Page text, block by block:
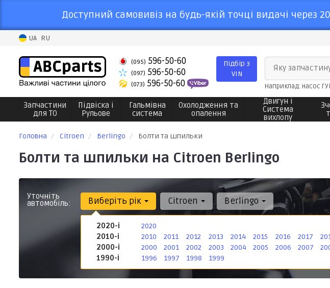
Доступний самовивіз на будь-якій точці видачі через
UA RU
(095) 596-50-60
(097) 596-50-60
(073) 596-50-60
Підбір з
VIN
Яку
Наприклад: насос
Запчастини
для ТО
Підвіска і
Рульове
Гальмівна
система
Охолодження та
опалення
Двигун і
Система
вихлопу
Головна Citroen Berlingo Болти та шпильки
Болти та шпильки на Citroen Berlingo
Уточніть
автомобіль: Виберіть рік
2020-і
2020
2010-і
2010 2011 2012 2013 2014 2015 2016 2017
2000-і
2000 2001 2002 2003 2004 2005 2006 2007
1990-і
1996 1997 1998 1999
Citroen Berlingo